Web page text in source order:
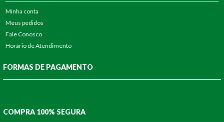
Minha conta
Meus pedidos
Fale Conosco
Horário de Atendimento
FORMAS DE PAGAMENTO
COMPRA 100% SEGURA